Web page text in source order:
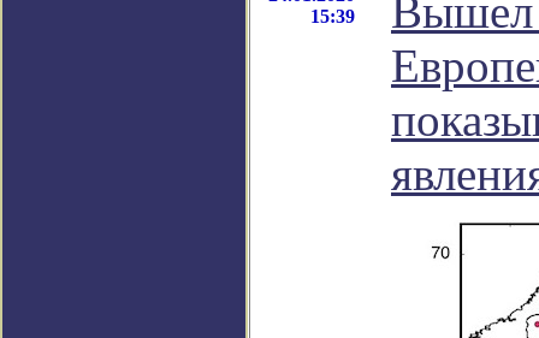
15:39
Вышел